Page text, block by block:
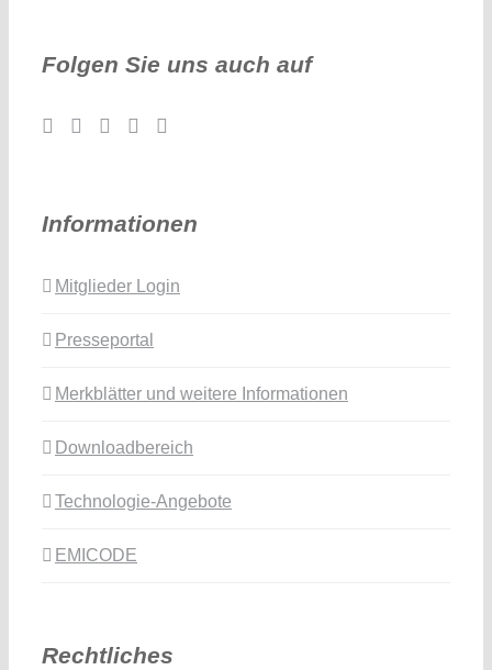
Folgen Sie uns auch auf
Informationen
Mitglieder Login
Presseportal
Merkblätter und weitere Informationen
Downloadbereich
Technologie-Angebote
EMICODE
Rechtliches